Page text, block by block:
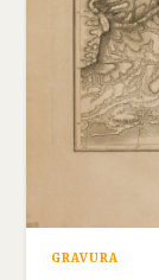
GRAVURA